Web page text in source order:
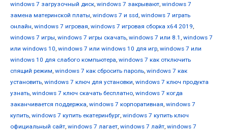
windows 7 загрузочный диск, windows 7 закрывают, windows 7
замена материнской платы, windows 7 и ssd, windows 7 играть
онлайн, windows 7 игровая, windows 7 игровая сборка x64 2019,
windows 7 игры, windows 7 игры скачать, windows 7 или 8.1 , windows 7
или windows 10, windows 7 или windows 10 для игр, windows 7 или
windows 10 для слабого компьютера, windows 7 как отключить
спящий режим, windows 7 как сбросить пароль, windows 7 как
установить, windows 7 ключ для установки, windows 7 ключ продукта
узнать, windows 7 ключ скачать бесплатно, windows 7 когда
заканчивается поддержка, windows 7 корпоративная, windows 7
купить, windows 7 купить екатеринбург, windows 7 купить ключ
официальный сайт, windows 7 лагает, windows 7 лайт, windows 7